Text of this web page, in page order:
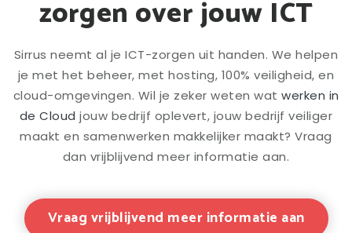
zorgen over jouw ICT
Sirrus neemt al je ICT-zorgen uit handen. We helpen
je met het beheer, met hosting, 100% veiligheid, en
cloud-omgevingen. Wil je zeker weten wat werken in
de Cloud jouw bedrijf oplevert, jouw bedrijf veiliger
maakt en samenwerken makkelijker maakt? Vraag
dan vrijblijvend meer informatie aan.
Vraag vrijblijvend meer informatie aan